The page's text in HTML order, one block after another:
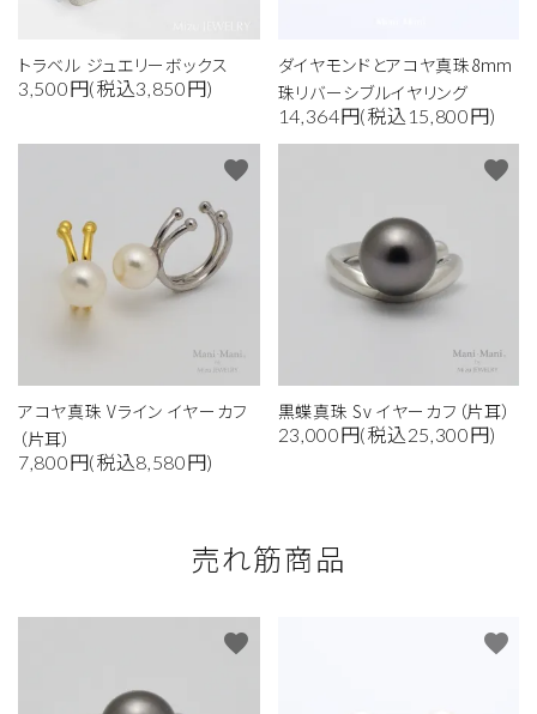
トラベル ジュエリーボックス
3,500円(税込3,850円)
ダイヤモンドとアコヤ真珠8mm
珠リバーシブルイヤリング
14,364円(税込15,800円)
アコヤ真珠 Vライン イヤーカフ
（片耳）
7,800円(税込8,580円)
favorite
黒蝶真珠 Sv イヤーカフ（片耳）
23,000円(税込25,300円)
favorite
売れ筋商品
favorite favorite